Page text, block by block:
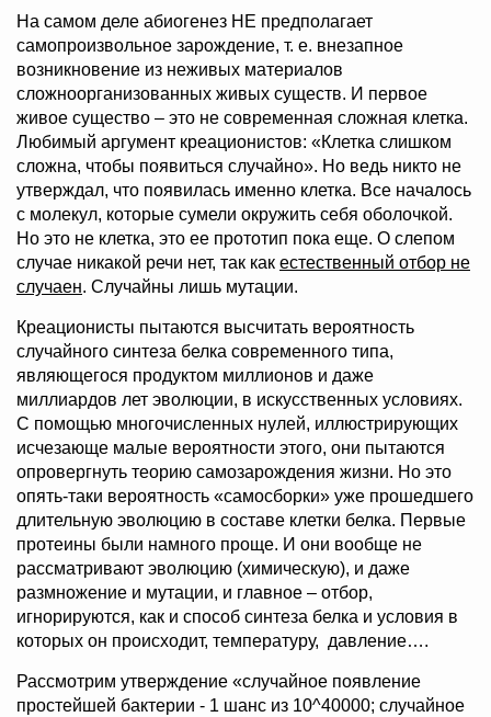
На самом деле абиогенез НЕ предполагает
самопроизвольное зарождение, т. е. внезапное
возникновение из неживых материалов
сложноорганизованных живых существ. И первое
живое существо – это не современная сложная клетка.
Любимый аргумент креационистов: «Клетка слишком
сложна, чтобы появиться случайно». Но ведь никто не
утверждал, что появилась именно клетка. Все началось
с молекул, которые сумели окружить себя оболочкой.
Но это не клетка, это ее прототип пока еще. О слепом
случае никакой речи нет, так как естественный отбор не
случаен. Случайны лишь мутации.
Креационисты пытаются высчитать вероятность
случайного синтеза белка современного типа,
являющегося продуктом миллионов и даже
миллиардов лет эволюции, в искусственных условиях.
С помощью многочисленных нулей, иллюстрирующих
исчезающе малые вероятности этого, они пытаются
опровергнуть теорию самозарождения жизни. Но это
опять-таки вероятность «самосборки» уже прошедшего
длительную эволюцию в составе клетки белка. Первые
протеины были намного проще. И они вообще не
рассматривают эволюцию (химическую), и даже
размножение и мутации, и главное – отбор,
игнорируются, как и способ синтеза белка и условия в
которых он происходит, температуру, давление….
Рассмотрим утверждение «случайное появление
простейшей бактерии - 1 шанс из 10^40000; случайное